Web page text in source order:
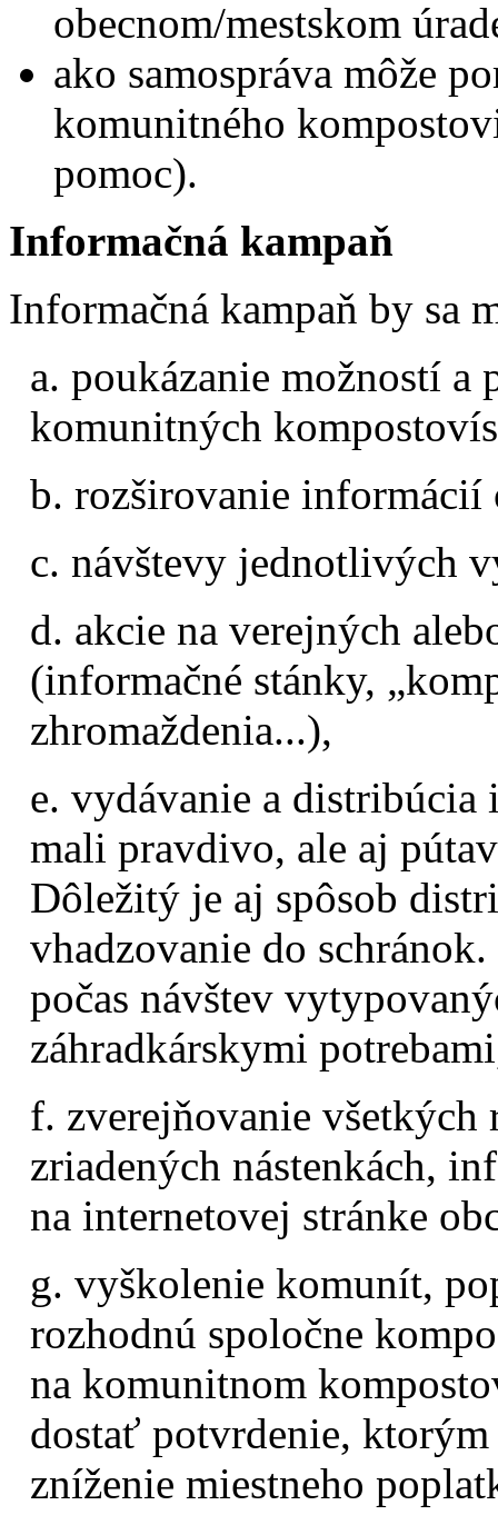
obecnom/mestskom
ako samospráva môže
komunitného
pomoc).
Informačná kampaň
Informačná kampaň by sa
a. poukázanie možností
komunitných
b. rozširovanie informácií
c. návštevy jednotlivých
d. akcie na verejných
(informačné stánky,
zhromaždenia...),
e. vydávanie a
mali pravdivo, ale aj
Dôležitý je aj spôsob
vhadzovanie do
počas návštev
záhradkárskymi
f. zverejňovanie
zriadených nástenkách,
na internetovej stránke
g. vyškolenie komunít,
rozhodnú spoločne
na komunitnom
dostať potvrdenie,
zníženie miestneho